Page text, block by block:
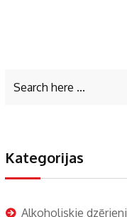
Kategorijas
Alkoholiskie dzērieni